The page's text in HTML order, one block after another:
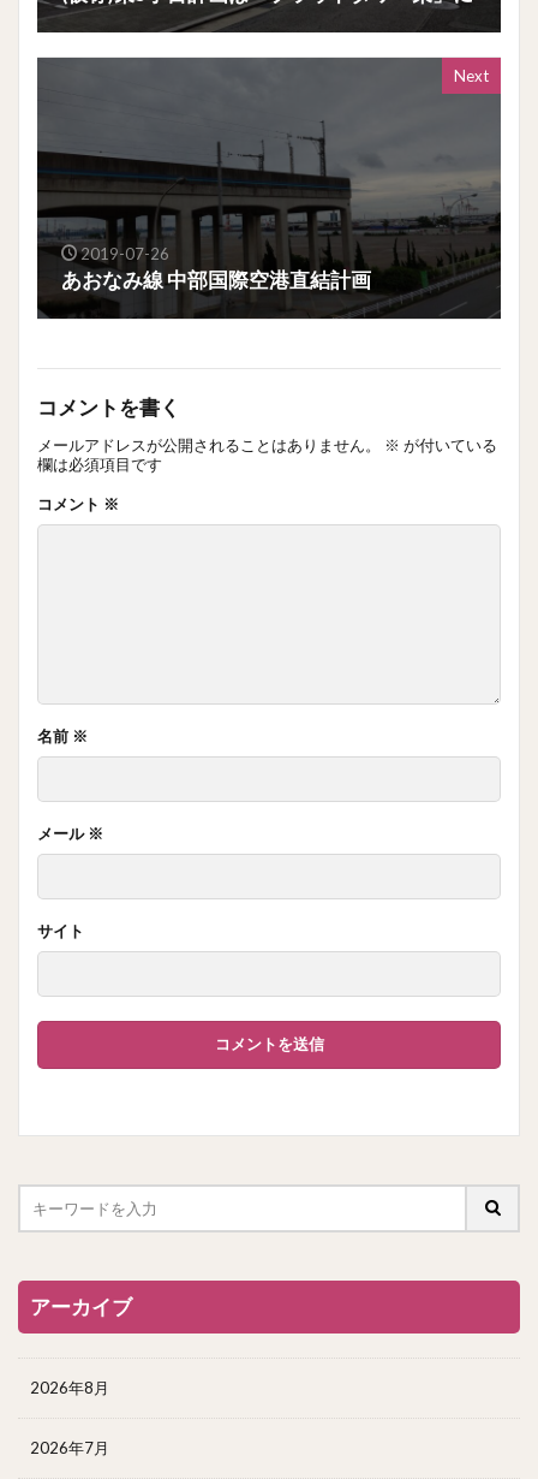
Next
2019-07-26
あおなみ線 中部国際空港直結計画
コメントを書く
メールアドレスが公開されることはありません。 ※ が付いている
欄は必須項目です
コメント ※
名前 ※
メール ※
サイト
アーカイブ
2026年8月
2026年7月